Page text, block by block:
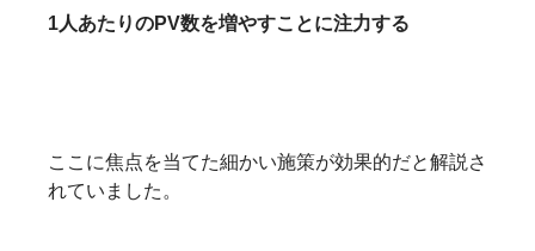
1人あたりのPV数を増やすことに注力する
ここに焦点を当てた細かい施策が効果的だと解説さ
れていました。